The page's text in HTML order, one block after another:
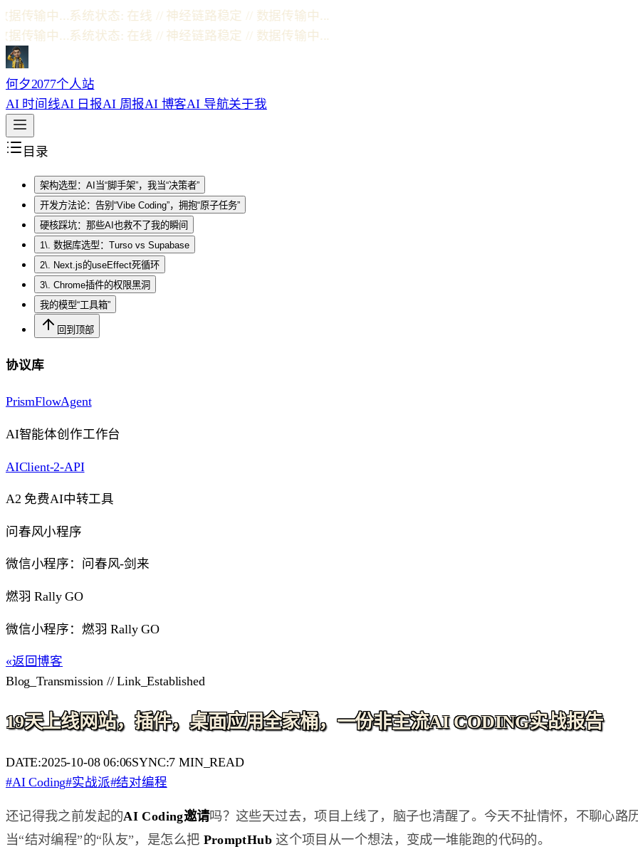
中...系统状态: 在线 // 神经链路稳定 // 数据传输中...
中...系统状态: 在线 // 神经链路稳定 // 数据传输中...
何夕2077个人站
AI 时间线AI 日报AI 周报AI 博客AI 导航关于我
目录
架构选型：AI当“脚手架”，我当“决策者”
开发方法论：告别“Vibe Coding”，拥抱“原子任务”
硬核踩坑：那些AI也救不了我的瞬间
1\. 数据库选型：Turso vs Supabase
2\. Next.js的useEffect死循环
3\. Chrome插件的权限黑洞
我的模型“工具箱”
回到顶部
协议库
PrismFlowAgent
AI智能体创作工作台
AIClient-2-API
A2 免费AI中转工具
问春风小程序
微信小程序：问春风-剑来
燃羽 Rally GO
微信小程序：燃羽 Rally GO
«返回博客
Blog_Transmission // Link_Established
19天上线网站，插件，桌面应用全家桶，一份非主流AI CODING实战报告
DATE:2025-10-08 06:06SYNC:7 MIN_READ
#AI Coding#实战派#结对编程
还记得我之前发起的AI Coding邀请吗？这些天过去，项目上线了，脑子也清醒了。今天不扯情怀，不聊心
当“结对编程”的“队友”，是怎么把 PromptHub这个项目从一个想法，变成一堆能跑的代码的。